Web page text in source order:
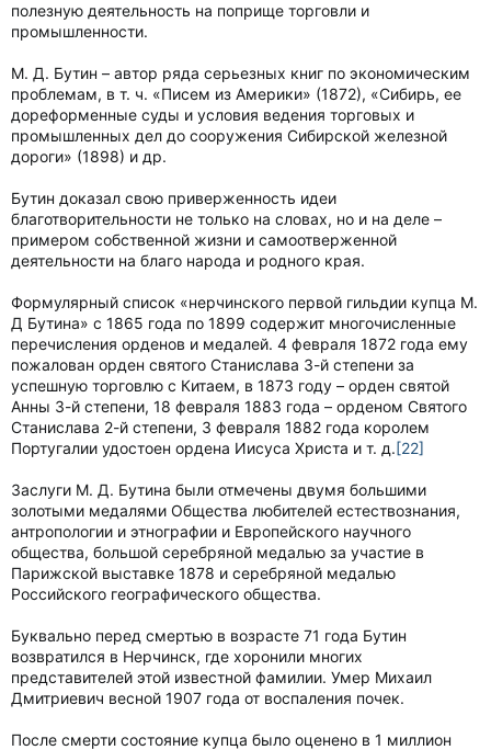
полезную деятельность на поприще торговли и
промышленности.
М. Д. Бутин – автор ряда серьезных книг по экономическим
проблемам, в т. ч. «Писем из Америки» (1872), «Сибирь, ее
дореформенные суды и условия ведения торговых и
промышленных дел до сооружения Сибирской железной
дороги» (1898) и др.
Бутин доказал свою приверженность идеи
благотворительности не только на словах, но и на деле –
примером собственной жизни и самоотверженной
деятельности на благо народа и родного края.
Формулярный список «нерчинского первой гильдии купца М.
Д Бутина» с 1865 года по 1899 содержит многочисленные
перечисления орденов и медалей. 4 февраля 1872 года ему
пожалован орден святого Станислава 3-й степени за
успешную торговлю с Китаем, в 1873 году – орден святой
Анны 3-й степени, 18 февраля 1883 года – орденом Святого
Станислава 2-й степени, 3 февраля 1882 года королем
Португалии удостоен ордена Иисуса Христа и т. д.[22]
Заслуги М. Д. Бутина были отмечены двумя большими
золотыми медалями Общества любителей естествознания,
антропологии и этнографии и Европейского научного
общества, большой серебряной медалью за участие в
Парижской выставке 1878 и серебряной медалью
Российского географического общества.
Буквально перед смертью в возрасте 71 года Бутин
возвратился в Нерчинск, где хоронили многих
представителей этой известной фамилии. Умер Михаил
Дмитриевич весной 1907 года от воспаления почек.
После смерти состояние купца было оценено в 1 миллион